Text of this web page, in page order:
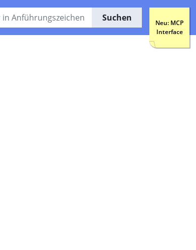
Suchen
Neu: MCP
Interface